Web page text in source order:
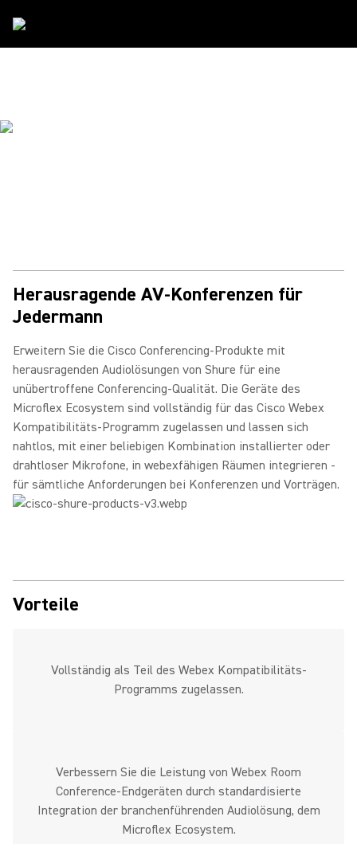
Herausragende AV-Konferenzen für
Jedermann
Erweitern Sie die Cisco Conferencing-Produkte mit
herausragenden Audiolösungen von Shure für eine
unübertroffene Conferencing-Qualität. Die Geräte des
Microflex Ecosystem sind vollständig für das Cisco Webex
Kompatibilitäts-Programm zugelassen und lassen sich
nahtlos, mit einer beliebigen Kombination installierter oder
drahtloser Mikrofone, in webexfähigen Räumen integrieren -
für sämtliche Anforderungen bei Konferenzen und Vorträgen.
Vorteile
Vollständig als Teil des Webex Kompatibilitäts-
Programms zugelassen.
Verbessern Sie die Leistung von Webex Room
Conference-Endgeräten durch standardisierte
Integration der branchenführenden Audiolösung, dem
Microflex Ecosystem.